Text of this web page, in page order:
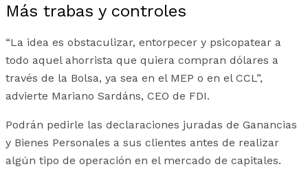
Más trabas y controles
“La idea es obstaculizar, entorpecer y psicopatear a
todo aquel ahorrista que quiera compran dólares a
través de la Bolsa, ya sea en el MEP o en el CCL”,
advierte Mariano Sardáns, CEO de FDI.
Podrán pedirle las declaraciones juradas de Ganancias
y Bienes Personales a sus clientes antes de realizar
algún tipo de operación en el mercado de capitales.